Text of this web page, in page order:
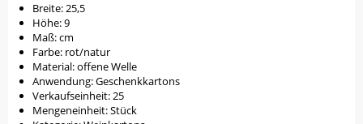
Breite: 25,5
Höhe: 9
Maß: cm
Farbe: rot/natur
Material: offene Welle
Anwendung: Geschenkkartons
Verkaufseinheit: 25
Mengeneinheit: Stück